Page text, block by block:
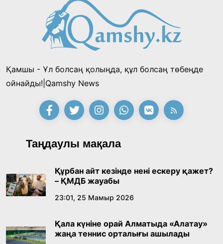
«Тектілер ту көтереді» байқауы өз
жеңімпаздарын анықтады
18:39, 23 Шілде 2026
Қонаев қаласының әкімі «Славян базары»
қабылдады
16:27, 23 Шілде 2026
Қазақ тіліндегі «құт» концептісінің
лингвомәдени сипаты
09:21, 21 Шілде 2026
Абайдың адам тәрбиесі туралы
18:59, 20 Шілде 2026
Қамшы - Ұл болсаң қолыңда, құл болсаң төбеңде
ойнайды!|Qamshy News
Таңдаулы мақала
Құрбан айт кезінде нені ескеру қажет?
– ҚМДБ жауабы
23:01, 25 Мамыр 2026
Қала күніне орай Алматыда «Алатау»
жаңа теннис орталығы ашылады